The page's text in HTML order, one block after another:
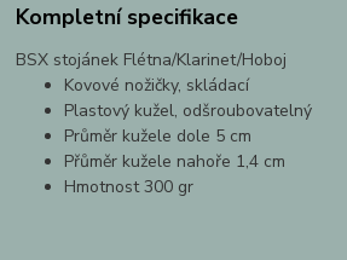
Kompletní specifikace
BSX stojánek Flétna/Klarinet/Hoboj
Kovové nožičky, skládací
Plastový kužel, odšroubovatelný
Průměr kužele dole 5 cm
Přůměr kužele nahoře 1,4 cm
Hmotnost 300 gr